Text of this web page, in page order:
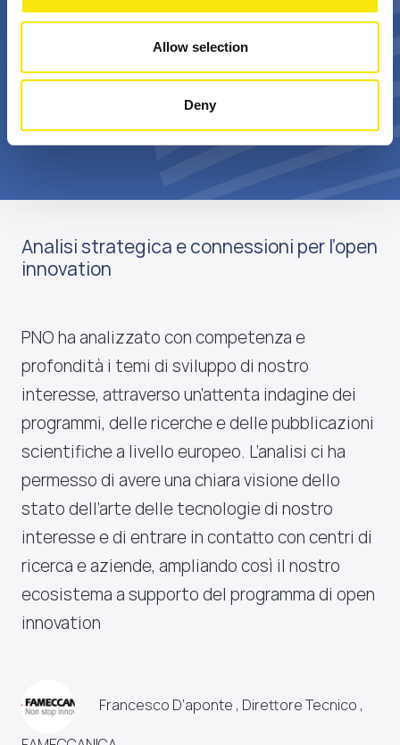
Allow selection
Deny
professionals
value
Scopri di più su di noi
Analisi strategica e connessioni per l’open
innovation
PNO ha analizzato con competenza e
profondità i temi di sviluppo di nostro
interesse, attraverso un’attenta indagine dei
programmi, delle ricerche e delle pubblicazioni
scientifiche a livello europeo. L’analisi ci ha
permesso di avere una chiara visione dello
stato dell’arte delle tecnologie di nostro
interesse e di entrare in contatto con centri di
ricerca e aziende, ampliando così il nostro
ecosistema a supporto del programma di open
innovation
Francesco D’aponte , Direttore Tecnico ,